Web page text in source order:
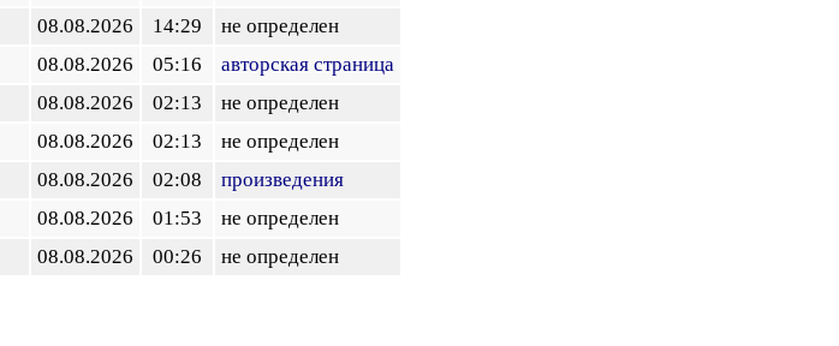
08.08.2026 14:29
не определен
08.08.2026 05:16
авторская страница
08.08.2026 02:13
не определен
08.08.2026 02:13
не определен
08.08.2026 02:08
произведения
08.08.2026 01:53
не определен
08.08.2026 00:26 не определен